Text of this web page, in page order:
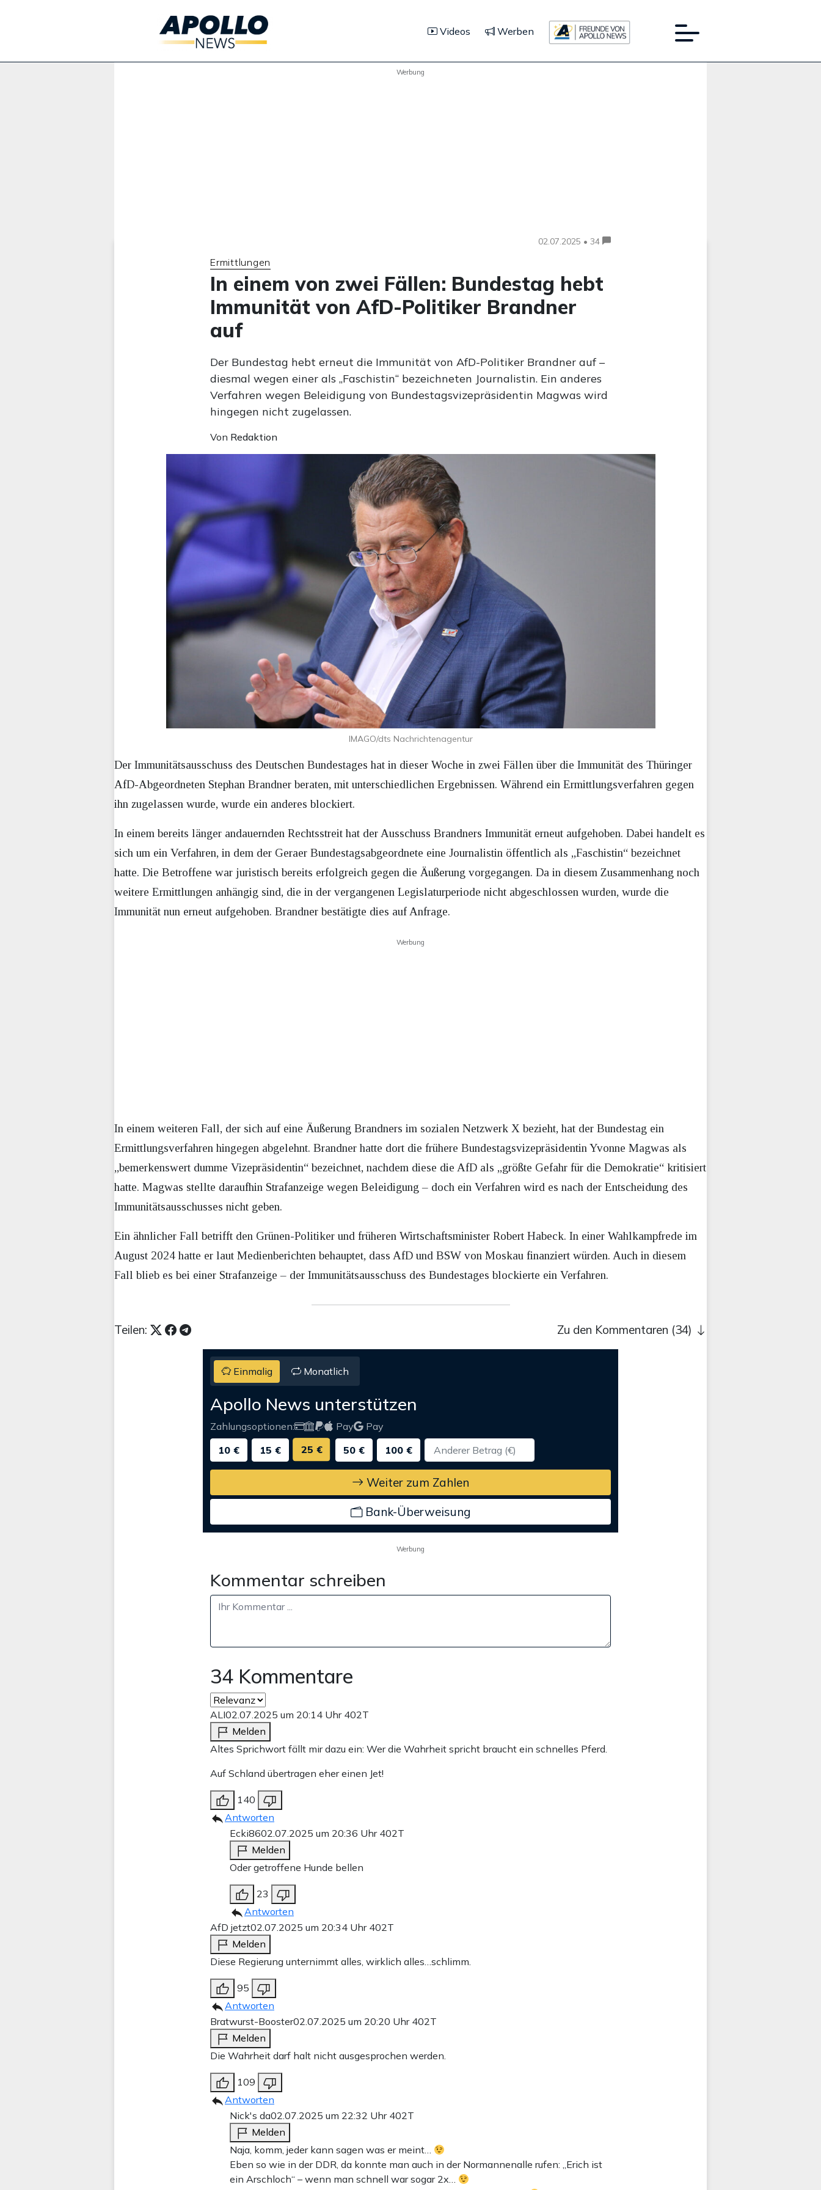
Videos Werben
Werbung
02.07.2025 • 34
Ermittlungen
In einem von zwei Fällen: Bundestag hebt
Immunität von AfD-Politiker Brandner
auf
Der Bundestag hebt erneut die Immunität von AfD-Politiker Brandner auf –
diesmal wegen einer als „Faschistin“ bezeichneten Journalistin. Ein anderes
Verfahren wegen Beleidigung von Bundestagsvizepräsidentin Magwas wird
hingegen nicht zugelassen.
Von Redaktion
IMAGO/dts Nachrichtenagentur
Der Immunitätsausschuss des Deutschen Bundestages hat in dieser Woche in zwei Fällen über die Immunität des Thüringer
AfD-Abgeordneten Stephan Brandner beraten, mit unterschiedlichen Ergebnissen. Während ein Ermittlungsverfahren gegen
ihn zugelassen wurde, wurde ein anderes blockiert.
In einem bereits länger andauernden Rechtsstreit hat der Ausschuss Brandners Immunität erneut aufgehoben. Dabei handelt es
sich um ein Verfahren, in dem der Geraer Bundestagsabgeordnete eine Journalistin öffentlich als „Faschistin“ bezeichnet
hatte. Die Betroffene war juristisch bereits erfolgreich gegen die Äußerung vorgegangen. Da in diesem Zusammenhang noch
weitere Ermittlungen anhängig sind, die in der vergangenen Legislaturperiode nicht abgeschlossen wurden, wurde die
Immunität nun erneut aufgehoben. Brandner bestätigte dies auf Anfrage.
Werbung
In einem weiteren Fall, der sich auf eine Äußerung Brandners im sozialen Netzwerk X bezieht, hat der Bundestag ein
Ermittlungsverfahren hingegen abgelehnt. Brandner hatte dort die frühere Bundestagsvizepräsidentin Yvonne Magwas als
„bemerkenswert dumme Vizepräsidentin“ bezeichnet, nachdem diese die AfD als „größte Gefahr für die Demokratie“ kritisiert
hatte. Magwas stellte daraufhin Strafanzeige wegen Beleidigung – doch ein Verfahren wird es nach der Entscheidung des
Immunitätsausschusses nicht geben.
Ein ähnlicher Fall betrifft den Grünen-Politiker und früheren Wirtschaftsminister Robert Habeck. In einer Wahlkampfrede im
August 2024 hatte er laut Medienberichten behauptet, dass AfD und BSW von Moskau finanziert würden. Auch in diesem
Fall blieb es bei einer Strafanzeige – der Immunitätsausschuss des Bundestages blockierte ein Verfahren.
Teilen: Zu den Kommentaren (34)
Einmalig Monatlich
Apollo News unterstützen
Zahlungsoptionen: Pay
Pay
10 €
15 € 25 € 50 € 100 €
Weiter zum Zahlen
Bank-Überweisung
Werbung
Kommentar schreiben
34 Kommentare
ALI02.07.2025 um 20:14 Uhr 402T
Melden
Altes Sprichwort fällt mir dazu ein: Wer die Wahrheit spricht braucht ein schnelles Pferd.
Auf Schland übertragen eher einen Jet!
140
Antworten
Ecki8602.07.2025 um 20:36 Uhr 402T
Melden
Oder getroffene Hunde bellen
23
Antworten
AfD jetzt02.07.2025 um 20:34 Uhr 402T
Melden
Diese Regierung unternimmt alles, wirklich alles…schlimm.
95
Antworten
Bratwurst-Booster02.07.2025 um 20:20 Uhr 402T
Melden
Die Wahrheit darf halt nicht ausgesprochen werden.
109
Antworten
Nick's da02.07.2025 um 22:32 Uhr 402T
Melden
Naja, komm, jeder kann sagen was er meint…
Eben so wie in der DDR, da konnte man auch in der Normannenalle rufen: „Erich ist
ein Arschloch“ – wenn man schnell war sogar 2x…